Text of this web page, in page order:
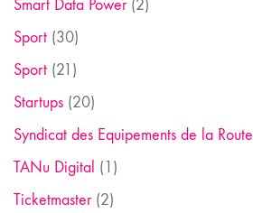
Smart Data Power(2)
Sport (30)
Sport (21)
Startups (20)
Syndicat des Equipements de la Route
TANu Digital (1)
Ticketmaster(2)